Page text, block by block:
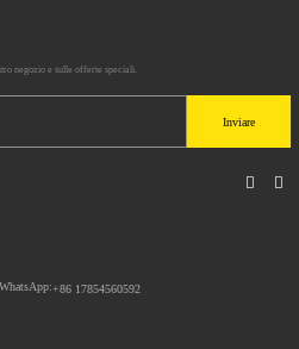
negozio e sulle offerte speciali.
Inviare
WhatsApp:+86 17854560592